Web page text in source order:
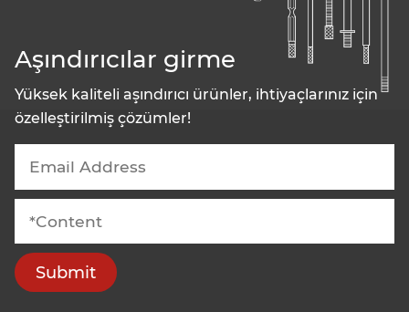
Aşındırıcılar girme
Yüksek kaliteli aşındırıcı ürünler, ihtiyaçlarınız için
özelleştirilmiş çözümler!
Submit